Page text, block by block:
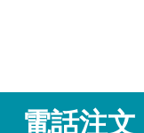
電話注文